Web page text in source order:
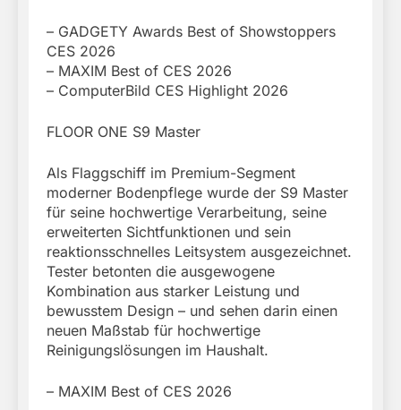
– GADGETY Awards Best of Showstoppers
CES 2026
– MAXIM Best of CES 2026
– ComputerBild CES Highlight 2026
FLOOR ONE S9 Master
Als Flaggschiff im Premium-Segment
moderner Bodenpflege wurde der S9 Master
für seine hochwertige Verarbeitung, seine
erweiterten Sichtfunktionen und sein
reaktionsschnelles Leitsystem ausgezeichnet.
Tester betonten die ausgewogene
Kombination aus starker Leistung und
bewusstem Design – und sehen darin einen
neuen Maßstab für hochwertige
Reinigungslösungen im Haushalt.
– MAXIM Best of CES 2026